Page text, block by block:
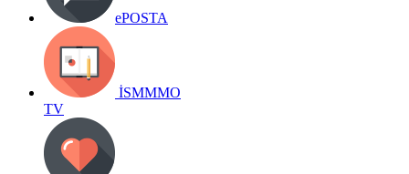
ePOSTA
İSMMMO
TV